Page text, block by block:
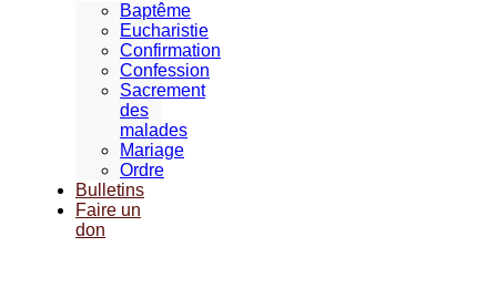
Baptême
Eucharistie
Confirmation
Confession
Sacrement
des
malades
Mariage
Ordre
Bulletins
Faire un
don